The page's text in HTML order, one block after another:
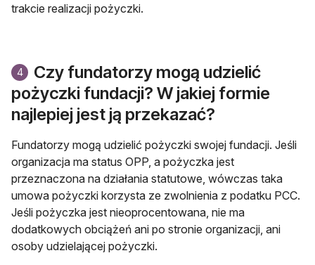
trakcie realizacji pożyczki.
4
Czy fundatorzy mogą udzielić
pożyczki fundacji? W jakiej formie
najlepiej jest ją przekazać?
Fundatorzy mogą udzielić pożyczki swojej fundacji. Jeśli
organizacja ma status OPP, a pożyczka jest
przeznaczona na działania statutowe, wówczas taka
umowa pożyczki korzysta ze zwolnienia z podatku PCC.
Jeśli pożyczka jest nieoprocentowana, nie ma
dodatkowych obciążeń ani po stronie organizacji, ani
osoby udzielającej pożyczki.